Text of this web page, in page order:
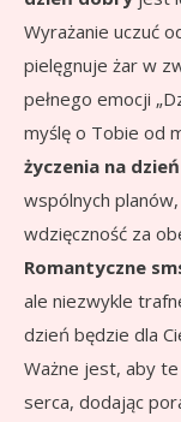
Wyrażanie uczuć
pielęgnuje żar w
pełnego emocji
myślę o Tobie od
życzenia na
wspólnych
wdzięczność za
Romantyczne
ale niezwykle
dzień będzie dla
Ważne jest, aby te
serca, dodając